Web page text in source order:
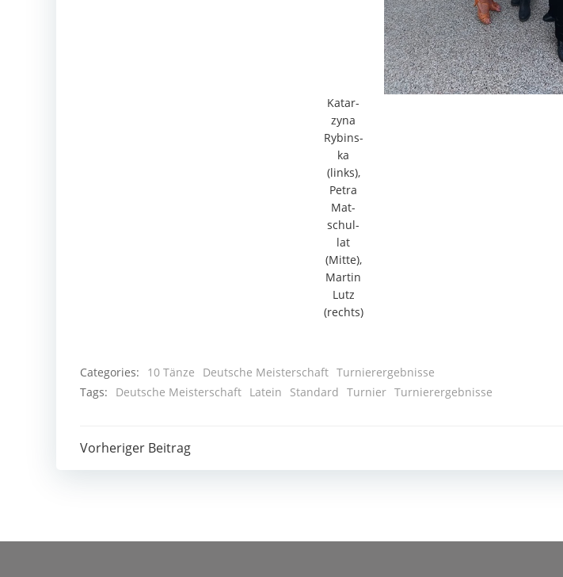
Katar­
zy­na
Rybins­
ka
(links),
Petra
Mat­
schul­
lat
(Mit­te),
Mar­tin
Lutz
(rechts)
Categories: 10 Tänze Deutsche Meisterschaft Turnierergebnisse
Tags:
Deutsche Meisterschaft Latein Standard Turnier Turnierergebnisse
Post
Vorheriger Beitrag